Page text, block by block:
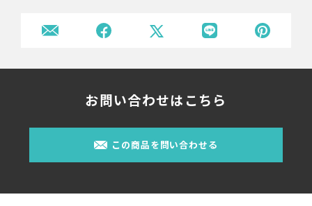
お問い合わせはこちら
この商品を問い合わせる